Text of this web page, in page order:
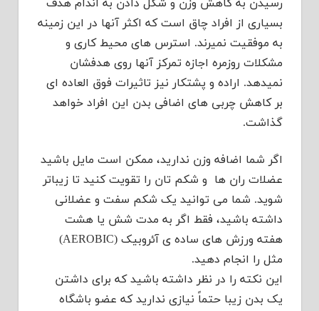
رسیدن به کاهش وزن و شکل دادن به اندام هدف
بسیاری از افراد چاق است که اکثر آنها در این زمینه
به موفقیت نمیرند. استرس های محیط کاری و
مشکلات روزمره اجازه تمرکز آنها روی هدفشان
نمیدهد. اراده و پشتکار نیز تاثیرات فوق العاده ای
بر کاهش چربی های اضافی بدن این افراد خواهد
گذاشت.
اگر شما اضافه وزن ندارید، ممکن است مایل باشید
عضلات ران ها و شکم تان را تقویت کنید تا زیباتر
شوید. شما می توانید یک شکم سفت و عضلانی
داشته باشید، فقط اگر به مدت شش یا هشت
هفته ورزش های ساده ی آئروبیک (AEROBIC)
مثل را انجام دهید.
این نکته را در نظر داشته باشید که برای داشتن
یک بدن زیبا حتماً نیازی ندارید که عضو باشگاه